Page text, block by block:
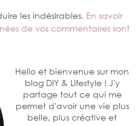
les indésirables. En savoir
de vos commentaires sont
Hello et bienvenue sur mon
blog DIY & Lifestyle ! J'y
partage tout ce qui me
permet d'avoir une vie plus
belle, plus créative et